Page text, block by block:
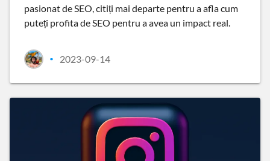
pasionat de SEO, citiți mai departe pentru a afla cum
puteți profita de SEO pentru a avea un impact real.
• 2023-09-14